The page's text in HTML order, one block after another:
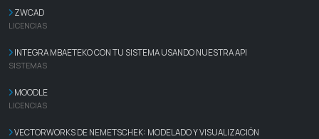
ZWCAD
LICENCIAS
INTEGRA MBAETEKO CON TU SISTEMA USANDO NUESTRA API
SISTEMAS
MOODLE
LICENCIAS
VECTORWORKS DE NEMETSCHEK: MODELADO Y VISUALIZACIÓN